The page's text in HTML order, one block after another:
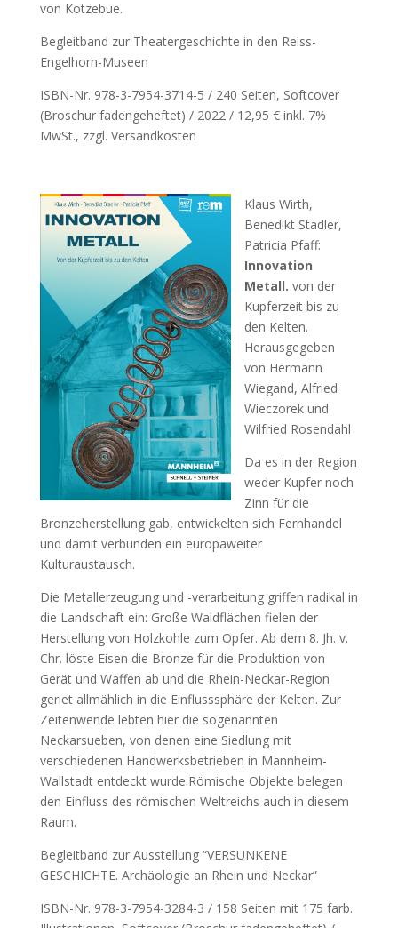
von Kotzebue.
Begleitband zur Theatergeschichte in den Reiss-
Engelhorn-Museen
ISBN-Nr. 978-3-7954-3714-5 / 240 Seiten, Softcover
(Broschur fadengeheftet) / 2022 / 12,95 € inkl. 7%
MwSt., zzgl. Versandkosten
Klaus Wirth,
Benedikt Stadler,
Patricia Pfaff:
Innovation
Metall. von der
Kupferzeit bis zu
den Kelten.
Herausgegeben
von Hermann
Wiegand, Alfried
Wieczorek und
Wilfried Rosendahl
Da es in der Region
weder Kupfer noch
Zinn für die
Bronzeherstellung gab, entwickelten sich Fernhandel
und damit verbunden ein europaweiter
Kulturaustausch.
Die Metallerzeugung und -verarbeitung griffen radikal in
die Landschaft ein: Große Waldflächen fielen der
Herstellung von Holzkohle zum Opfer. Ab dem 8. Jh. v.
Chr. löste Eisen die Bronze für die Produktion von
Gerät und Waffen ab und die Rhein-Neckar-Region
geriet allmählich in die Einflusssphäre der Kelten. Zur
Zeitenwende lebten hier die sogenannten
Neckarsueben, von denen eine Siedlung mit
verschiedenen Handwerksbetrieben in Mannheim-
Wallstadt entdeckt wurde.Römische Objekte belegen
den Einfluss des römischen Weltreichs auch in diesem
Raum.
Begleitband zur Ausstellung “VERSUNKENE
GESCHICHTE. Archäologie an Rhein und Neckar”
ISBN-Nr. 978-3-7954-3284-3 / 158 Seiten mit 175 farb.